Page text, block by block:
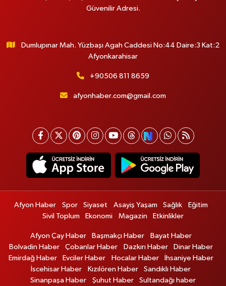
Güvenilir Adresi.
Dumlupınar Mah. Yüzbaşı Agah Caddesi No:44 Daire:3 Kat:2
Afyonkarahisar
+90506 811 8659
afyonhaber.com@gmail.com
Afyon Haber Spor Siyaset Asayiş Yaşam Sağlık
Eğitim
Sivil Toplum
Ekonomi Magazin Etkinlikler
Afyon Çay Haber Başmakçı Haber
Bayat Haber
Bolvadin Haber
Çobanlar Haber Dazkırı Haber
Dinar Haber
Emirdağ Haber
Evciler Haber Hocalar Haber
İhsaniye Haber
İscehisar Haber
Kızılören Haber
Sandıklı Haber
Sinanpaşa Haber
Şuhut Haber Sultandağı haber